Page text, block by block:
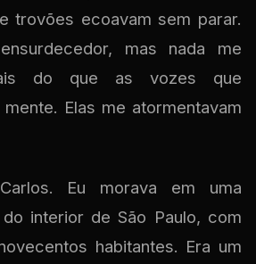
trovões ecoavam sem parar.
mas nada me
do que as vozes que
mente. Elas me atormentavam
Eu morava em uma
interior de São Paulo, com
habitantes. Era um